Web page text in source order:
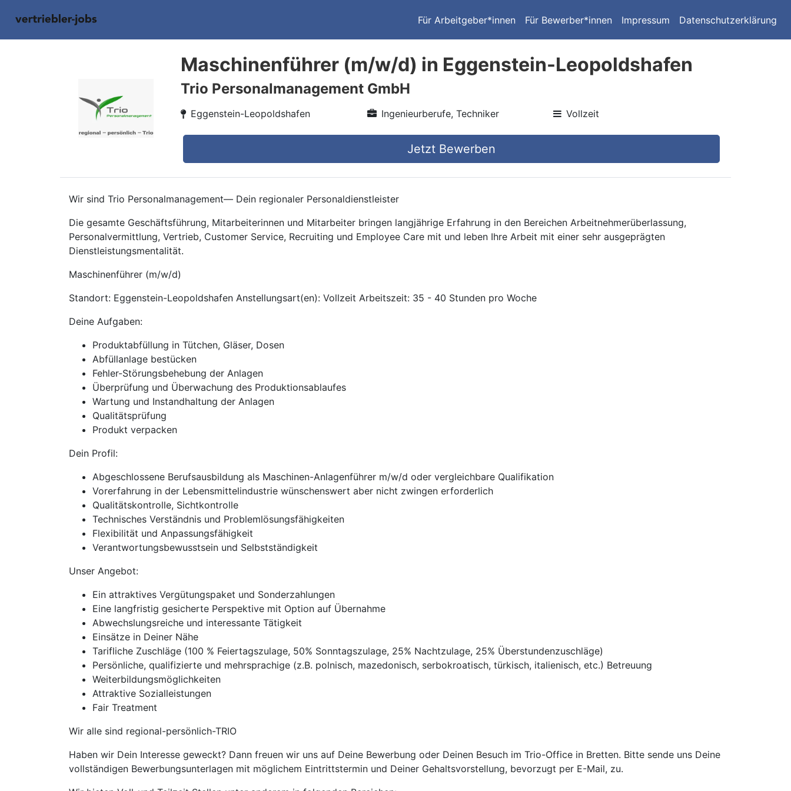
Für Arbeitgeber*innen Für Bewerber*innen Impressum Datenschutzerklärung
Maschinenführer (m/w/d) in Eggenstein-Leopoldshafen
Trio Personalmanagement GmbH
Eggenstein-Leopoldshafen Ingenieurberufe, Techniker Vollzeit
Jetzt Bewerben
Wir sind Trio Personalmanagement— Dein regionaler Personaldienstleister
Die gesamte Geschäftsführung, Mitarbeiterinnen und Mitarbeiter bringen langjährige Erfahrung in den Bereichen Arbeitnehmerüberlassung,
Personalvermittlung, Vertrieb, Customer Service, Recruiting und Employee Care mit und leben Ihre Arbeit mit einer sehr ausgeprägten
Dienstleistungsmentalität.
Maschinenführer (m/w/d)
Standort: Eggenstein-Leopoldshafen Anstellungsart(en): Vollzeit Arbeitszeit: 35 - 40 Stunden pro Woche
Deine Aufgaben:
Produktabfüllung in Tütchen, Gläser, Dosen
Abfüllanlage bestücken
Fehler-Störungsbehebung der Anlagen
Überprüfung und Überwachung des Produktionsablaufes
Wartung und Instandhaltung der Anlagen
Qualitätsprüfung
Produkt verpacken
Dein Profil:
Abgeschlossene Berufsausbildung als Maschinen-Anlagenführer m/w/d oder vergleichbare Qualifikation
Vorerfahrung in der Lebensmittelindustrie wünschenswert aber nicht zwingen erforderlich
Qualitätskontrolle, Sichtkontrolle
Technisches Verständnis und Problemlösungsfähigkeiten
Flexibilität und Anpassungsfähigkeit
Verantwortungsbewusstsein und Selbstständigkeit
Unser Angebot:
Ein attraktives Vergütungspaket und Sonderzahlungen
Eine langfristig gesicherte Perspektive mit Option auf Übernahme
Abwechslungsreiche und interessante Tätigkeit
Einsätze in Deiner Nähe
Tarifliche Zuschläge (100 % Feiertagszulage, 50% Sonntagszulage, 25% Nachtzulage, 25% Überstundenzuschläge)
Persönliche, qualifizierte und mehrsprachige (z.B. polnisch, mazedonisch, serbokroatisch, türkisch, italienisch, etc.) Betreuung
Weiterbildungsmöglichkeiten
Attraktive Sozialleistungen
Fair Treatment
Wir alle sind regional-persönlich-TRIO
Haben wir Dein Interesse geweckt? Dann freuen wir uns auf Deine Bewerbung oder Deinen Besuch im Trio-Office in Bretten. Bitte sende uns Deine
vollständigen Bewerbungsunterlagen mit möglichem Eintrittstermin und Deiner Gehaltsvorstellung, bevorzugt per E-Mail, zu.